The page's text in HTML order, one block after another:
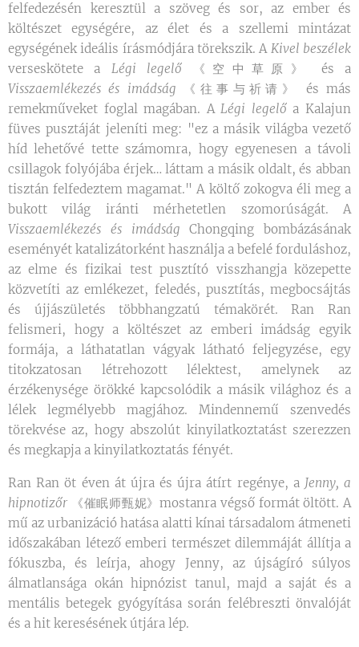
felfedezésén keresztül a szöveg és sor, az ember és
költészet egységére, az élet és a szellemi mintázat
egységének ideális írásmódjára törekszik. A Kivel beszélek
verseskötete a Légi legelő
《空中草原》 és a
Visszaemlékezés és imádság
《往事与祈请》 és más
remekműveket foglal magában. ALégi legelőa Kalajun
füves pusztáját jeleníti meg: "ez a másik világba vezető
híd lehetővé tette számomra, hogy egyenesen a távoli
csillagok folyójába érjek… láttam a másik oldalt, és abban
tisztán felfedeztem magamat." A költő zokogva éli meg a
bukott világ iránti mérhetetlen szomorúságát. A
Visszaemlékezés és imádság Chongqing bombázásának
eseményét katalizátorként használja a befelé forduláshoz,
az elme és fizikai test pusztító visszhangja közepette
közvetíti az emlékezet, feledés, pusztítás, megbocsájtás
és újjászületés többhangzatú témakörét. Ran Ran
felismeri, hogy a költészet az emberi imádság egyik
formája, a láthatatlan vágyak látható feljegyzése, egy
titokzatosan létrehozott lélektest, amelynek az
érzékenysége örökké kapcsolódik a másik világhoz és a
lélek legmélyebb magjához. Mindennemű szenvedés
törekvése az, hogy abszolút kinyilatkoztatást szerezzen
és megkapja a kinyilatkoztatás fényét.
Ran Ran öt éven át újra és újra átírt regénye, a Jenny, a
hipnotizőr
《催眠师甄妮》mostanra végső formát öltött. A
mű az urbanizáció hatása alatti kínai társadalom átmeneti
időszakában létező emberi természet dilemmáját állítja a
fókuszba, és leírja, ahogy Jenny, az újságíró súlyos
álmatlansága okán hipnózist tanul, majd a saját és a
mentális betegek gyógyítása során felébreszti önvalóját
és a hit keresésének útjára lép.